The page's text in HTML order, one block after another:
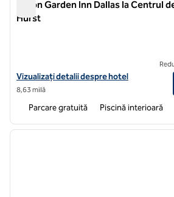
Hilton Garden Inn Dallas la Centrul
Hurst
Vizualizați detaliile hotelului Hilton
Vizualizați detalii despre hotel
8,63 milă
Parcare gratuită Piscină interioară
1 din 12